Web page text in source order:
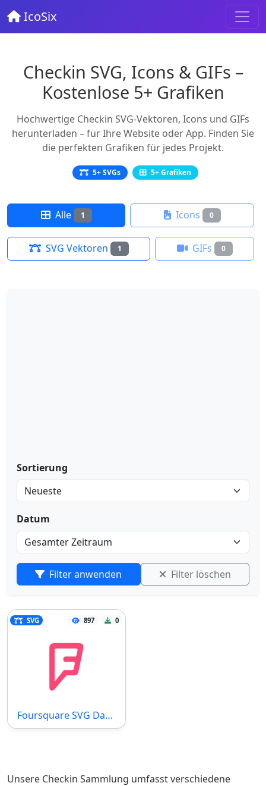
IcoSix
Checkin SVG, Icons & GIFs –
Kostenlose 5+ Grafiken
Hochwertige Checkin SVG-Vektoren, Icons und GIFs
herunterladen – für Ihre Website oder App. Finden Sie
die perfekten Grafiken für jedes Projekt.
5+ SVGs 5+ Grafiken
Alle 1 Icons 0
SVG Vektoren 1 GIFs 0
Sortierung
Datum
Filter anwenden Filter löschen
SVG 897 0
Foursquare SVG Datei
Unsere Checkin Sammlung umfasst verschiedene